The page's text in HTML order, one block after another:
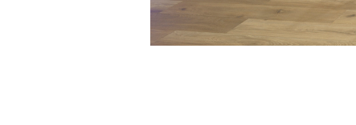
2209 Péteri